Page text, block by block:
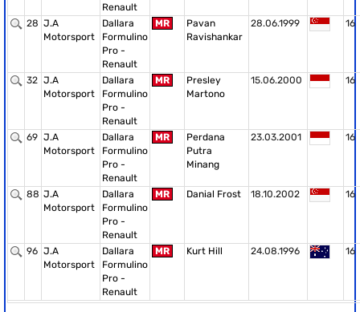
Renault
28 J.A
Motorsport
Dallara
Formulino
Pro -
Renault
MR
Pavan
Ravishankar
28.06.1999 16
32 J.A
Motorsport
Dallara
Formulino
Pro -
Renault
MR
Presley
Martono
15.06.2000 16
69 J.A
Motorsport
Dallara
Formulino
Pro -
Renault
MR
Perdana
Putra
Minang
23.03.2001 16
88 J.A
Motorsport
Dallara
Formulino
Pro -
Renault
MR Danial Frost 18.10.2002 16
96 J.A
Motorsport
Dallara
Formulino
Pro -
Renault
MR Kurt Hill 24.08.1996 16